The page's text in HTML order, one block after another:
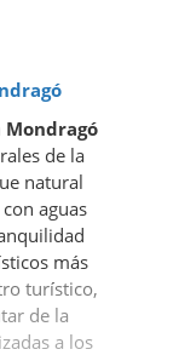
Mondragó
de la
natural
aguas
más
turístico,
de la
a los